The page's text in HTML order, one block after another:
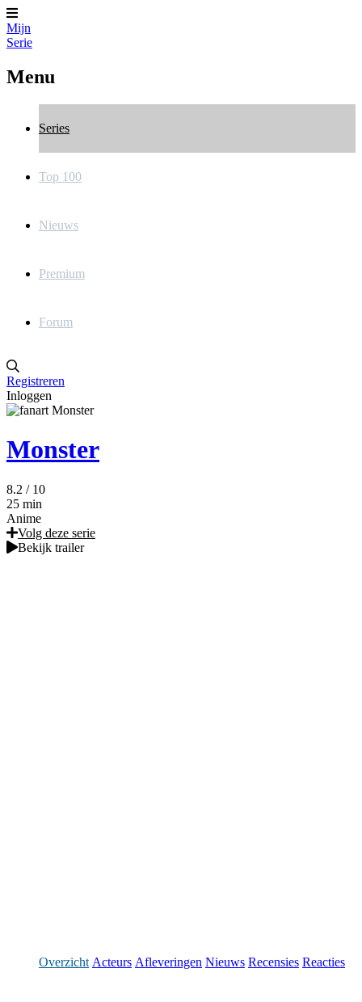
Mijn
Serie
Menu
Series
Top 100
Nieuws
Premium
Forum
Registreren
Inloggen
Monster
8.2 / 10
25 min
Anime
Volg deze serie
Bekijk trailer
Overzicht Acteurs Afleveringen Nieuws Recensies Reacties